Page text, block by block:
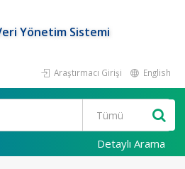
Yönetim Sistemi
Araştırmacı Girişi English
Detaylı Arama